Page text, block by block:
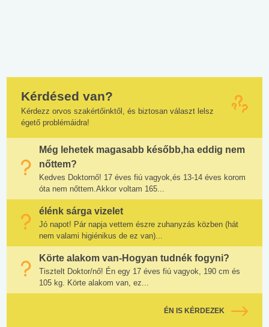
Kérdésed van?
Kérdezz orvos szakértőinktől, és biztosan választ lelsz
égető problémáidra!
Még lehetek magasabb később,ha eddig nem
nőttem?
Kedves Doktornő! 17 éves fiú vagyok,és 13-14 éves korom
óta nem nőttem.Akkor voltam 165...
élénk sárga vizelet
Jó napot! Pár napja vettem észre zuhanyzás közben (hát
nem valami higiénikus de ez van)...
Körte alakom van-Hogyan tudnék fogyni?
Tisztelt Doktor/nő! Én egy 17 éves fiú vagyok, 190 cm és
105 kg. Körte alakom van, ez...
ÉN IS KÉRDEZEK